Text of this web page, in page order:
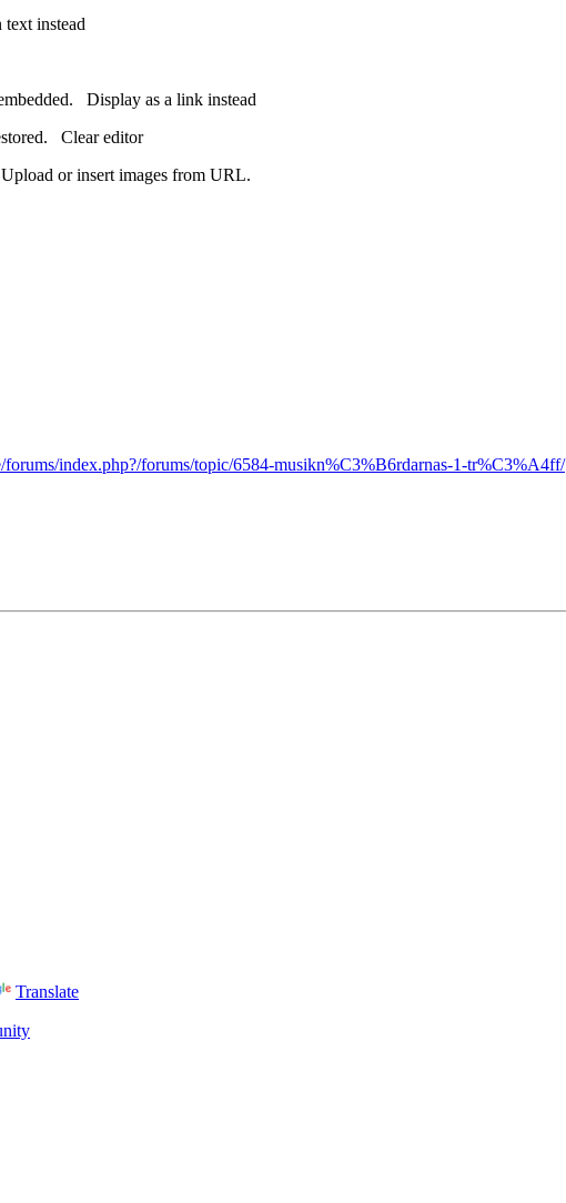
text instead
Display as a link instead
Clear editor
or insert images from URL.
index.php?/forums/topic/6584-musikn%C3%B6rdarnas-1-tr%C3%A4ff/
Translate